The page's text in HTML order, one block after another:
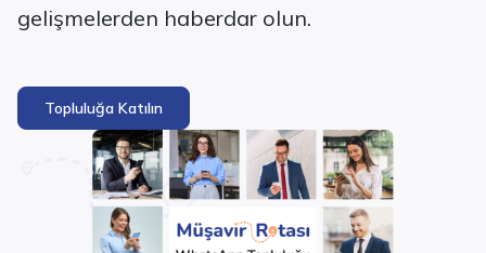
gelişmelerden haberdar olun.
Topluluğa Katılın